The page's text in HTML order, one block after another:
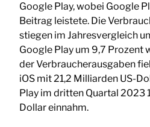
Google Play, wobei Google
Beitrag leistete. Die
stiegen im Jahresvergleich
Google Play um 9,7 Prozent
der Verbraucherausgaben
iOS mit 21,2 Milliarden US-
Play im dritten Quartal 2023
Dollar einnahm.